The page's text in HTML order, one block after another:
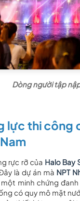
Dòng người tập
lực thi công
rực rỡ của Halo Bay
là dự án mà NPT
một minh chứng
có quy mô mặt